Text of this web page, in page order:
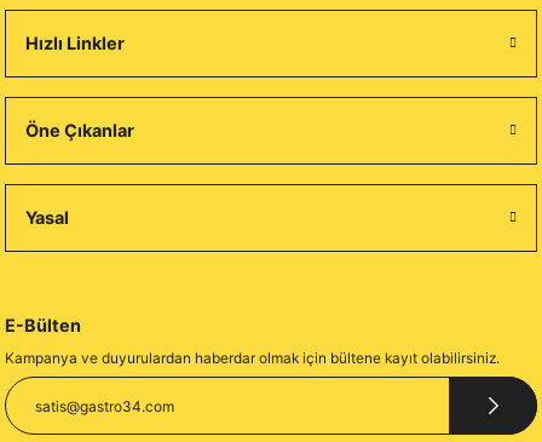
Hızlı Linkler
Öne Çıkanlar
Yasal
E-Bülten
Kampanya ve duyurulardan haberdar olmak için bültene kayıt olabilirsiniz.